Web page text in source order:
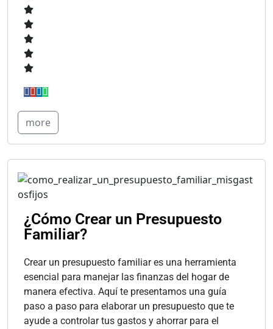
more
¿Cómo Crear un Presupuesto
Familiar?
Crear un presupuesto familiar es una herramienta
esencial para manejar las finanzas del hogar de
manera efectiva. Aquí te presentamos una guía
paso a paso para elaborar un presupuesto que te
ayude a controlar tus gastos y ahorrar para el